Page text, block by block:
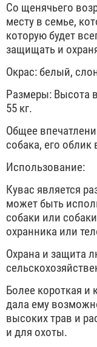
Со щенячьего
месту в семье,
которую будет
защищать и
Окрас: белый,
Размеры: Высота
55 кг.
Общее
собака, его
Использование:
Кувас является
может быть
собаки или
охранника или
Охрана и защита
Более короткая и
дала ему
высоких трав и
и для охоты.